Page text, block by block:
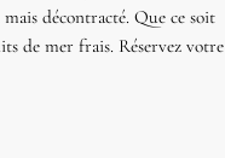
décontracté. Que ce soit
de mer frais. Réservez votre